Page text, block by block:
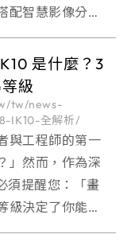
配智慧影像分
提供全天候、全
是什麼？3
級
tw/news-
IK10-全解析/
與工程師的第一
」然而，作為深
須提醒您：「畫
級決定了你能看